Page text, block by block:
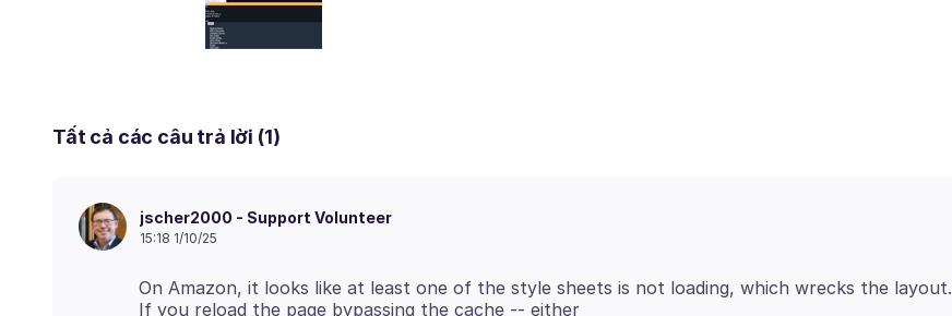
Tất cả các câu trả lời (1)
jscher2000 - Support Volunteer
15:18 1/10/25
On Amazon, it looks like at least one of the style sheets is not loading, which wrecks the layout.